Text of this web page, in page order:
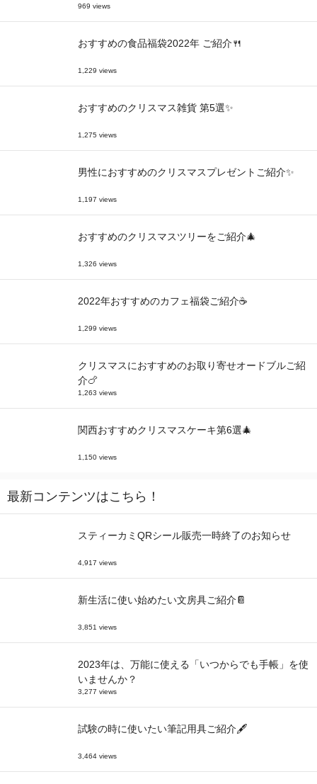
969 views
おすすめの食品福袋2022年 ご紹介🍴
1,229 views
おすすめのクリスマス雑貨 第5選✨
1,275 views
男性におすすめのクリスマスプレゼントご紹介✨
1,197 views
おすすめのクリスマスツリーをご紹介🎄
1,326 views
2022年おすすめのカフェ福袋ご紹介☕
1,299 views
クリスマスにおすすめのお取り寄せオードブルご紹
介🍗
1,263 views
関西おすすめクリスマスケーキ第6選🎄
1,150 views
最新コンテンツはこちら！
スティーカミQRシール販売一時終了のお知らせ
4,917 views
新生活に使い始めたい文房具ご紹介📔
3,851 views
2023年は、万能に使える「いつからでも手帳」を使
いませんか？
3,277 views
試験の時に使いたい筆記用具ご紹介🖋
3,464 views